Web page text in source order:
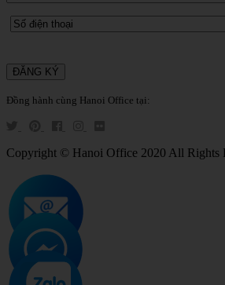
Đồng hành cùng Hanoi Office tại:
Copyright © Hanoi Office 2020 All Rights